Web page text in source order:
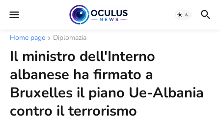
Home page Diplomazia
Il ministro dell'Interno
albanese ha firmato a
Bruxelles il piano Ue-Albania
contro il terrorismo